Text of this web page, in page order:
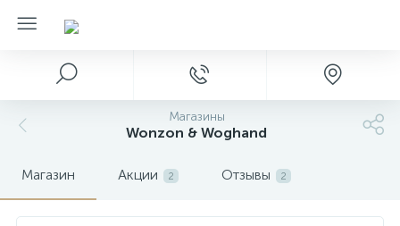
Магазины
Wonzon & Woghand
Магазин Акции 2 Отзывы 2